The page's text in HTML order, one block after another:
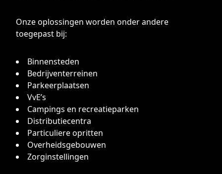
Onze oplossingen worden onder andere
toegepast bij:
Binnensteden
Bedrijventerreinen
Parkeerplaatsen
VvE’s
Campings en recreatieparken
Distributiecentra
Particuliere opritten
Overheidsgebouwen
Zorginstellingen